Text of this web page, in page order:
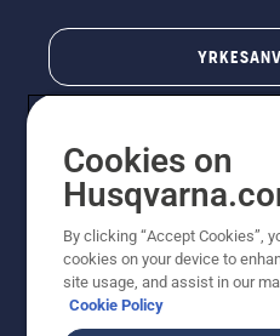
© Husqvarna AB (publ).
Cookies on
By clicking “Accept Cookies”,
cookies on your device to
site usage, and assist in our
Cookie Policy